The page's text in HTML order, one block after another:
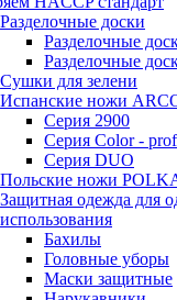
Разделочные доски
Разделочные
Разделочные
Сушки для зелени
Испанские ножи
Серия 2900
Серия Color - prof
Серия DUO
Польские ножи
Защитная одежда для
использования
Бахилы
Головные уборы
Маски защитные